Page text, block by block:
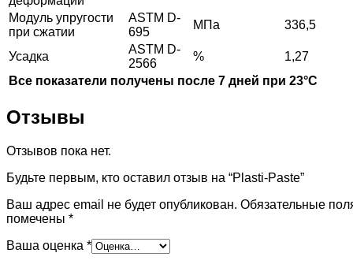
Модуль упругости
при сжатии
ASTM D-
695
МПа 336,5
Усадка
ASTM D-
2566
%
1,27
Все показатели получены после 7 дней при 23°С
Отзывы
Отзывов пока нет.
Будьте первым, кто оставил отзыв на “Plasti-Paste”
Ваш адрес email не будет опубликован. Обязательные
помечены *
Ваша оценка *